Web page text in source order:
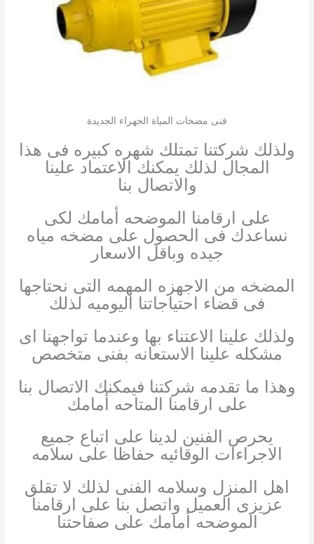
فنى مضخات المياة الجهراء الجديدة
ولذلك شركتنا تمتلك شهره كبيره فى هذا
المجال لذلك يمكنك الاعتماد علينا
والاتصال بنا
على ارقامنا الموضحه أمامك لكى
نساعدك فى الحصول على مضخه مياه
جيده وباقل الاسعار
المضخه من الاجهزه المهمه التى نحتاجها
فى قضاء احتياجاتنا اليوميه لذلك
ولذلك علينا الاعتناء بها وعندما تواجهنا اى
مشكله علينا الاستعانه بفنى متخصص
وهذا ما تقدمه شركتنا فيمكنك الاتصال بنا
على ارقامنا المتاحه أمامك
يحرص الفنين لدينا على اتباع جميع
الاجراءات الوقائيه حفاظا على سلامه
اهل المنزل وسلامه الفنى لذلك لا تقلق
عزيزى العميل واتصل بنا على ارقامنا
الموضحه أمامك على صفاحتنا